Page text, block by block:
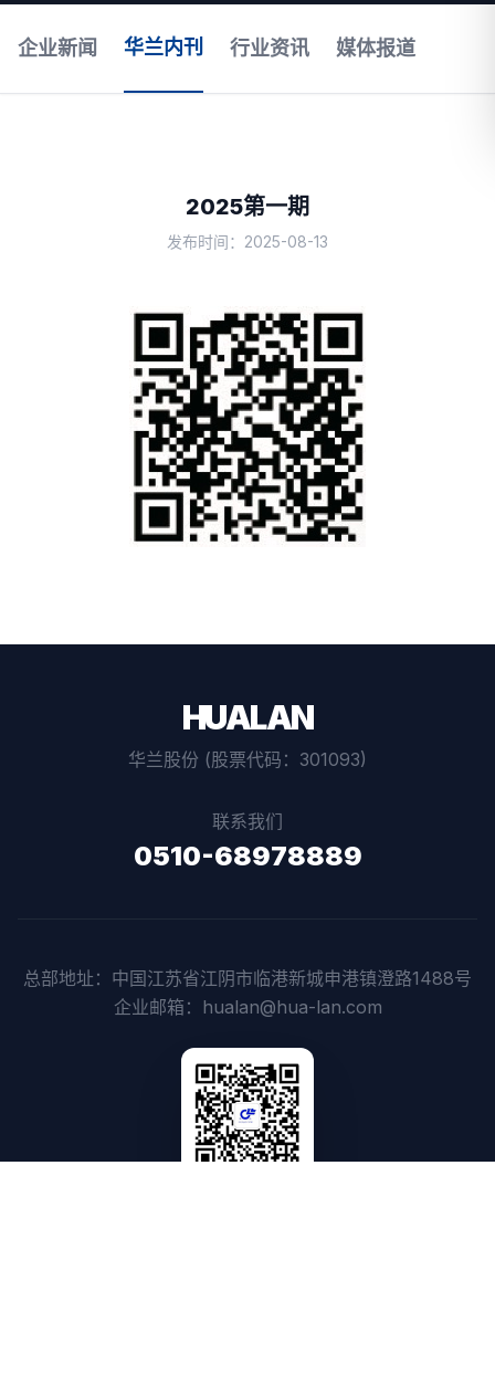
企业新闻 华兰内刊 行业资讯 媒体报道
2025第一期
发布时间：2025-08-13
HUALAN
华兰股份 (股票代码：301093)
联系我们
0510-68978889
总部地址：中国江苏省江阴市临港新城申港镇澄路1488号
企业邮箱：hualan@hua-lan.com